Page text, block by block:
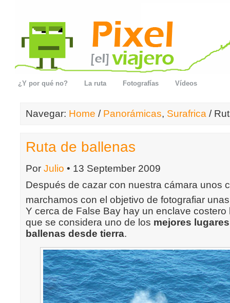
¿Y por qué no? La ruta Fotografías Vídeos
Navegar: Home / Panorámicas, Surafrica /
Ruta de ballenas
Por Julio • 13 September 2009
Después de cazar con nuestra cámara unos
marchamos con el objetivo de fotografiar
Y cerca de False Bay hay un enclave
que se considera uno de los mejores
ballenas desde tierra.